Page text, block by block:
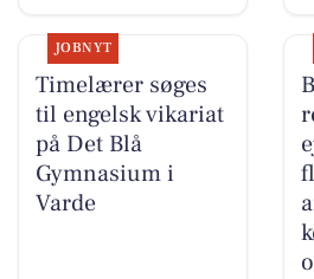
JOBNYT
Timelærer søges
til engelsk vikariat
på Det Blå
Gymnasium i
Varde